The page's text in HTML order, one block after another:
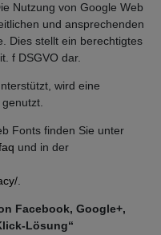
Nutzung von Google Web
und ansprechenden
Dies stellt ein berechtigtes
f DSGVO dar.
wird eine
Fonts finden Sie unter
und in der
Facebook, Google+,
Lösung“